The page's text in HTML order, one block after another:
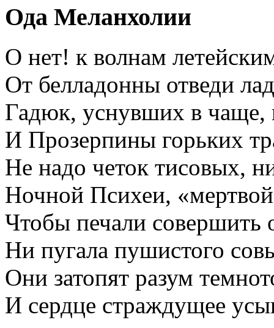
Ода Меланхолии
О нет! к волнам
От белладонны отведи
Гадюк, уснувших в чаще,
И Прозерпины горьких
Не надо четок тисовых,
Ночной Психеи,
Чтобы печали совершить
Ни пугала пушистого
Они затопят разум
И сердце страждущее